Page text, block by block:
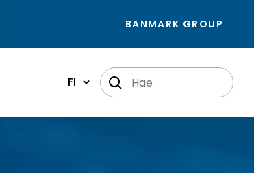
BANMARK GROUP
FI